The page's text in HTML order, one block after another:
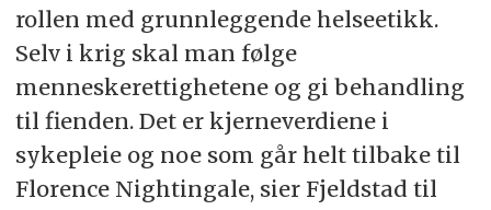
rollen med grunnleggende helseetikk.
Selv i krig skal man følge
menneskerettighetene og gi behandling
til fienden. Det er kjerneverdiene i
sykepleie og noe som går helt tilbake til
Florence Nightingale, sier Fjeldstad til